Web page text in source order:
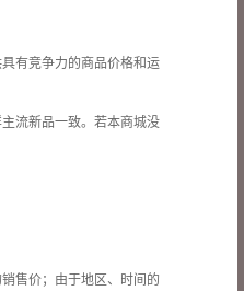
有竞争力的商品价格和运
流新品一致。若本商城没
售价；由于地区、时间的